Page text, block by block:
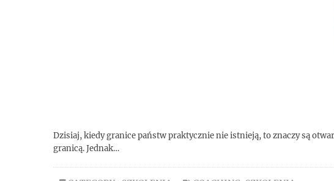
Dzisiaj, kiedy granice państw praktycznie nie istnieją, to znaczy są
granicą. Jednak…